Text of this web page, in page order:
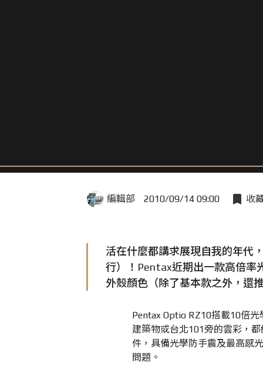
編輯部 2010/09/14 09:00 收
活在什麼都講求展現自我的年代
行）！Pentax近期出一款高倍率
外殼顏色（除了基本款之外，還
Pentax Optio RZ10搭載10倍
建築物或台北101旁的雲彩，
件，具備光學防手震及最高感
問題。